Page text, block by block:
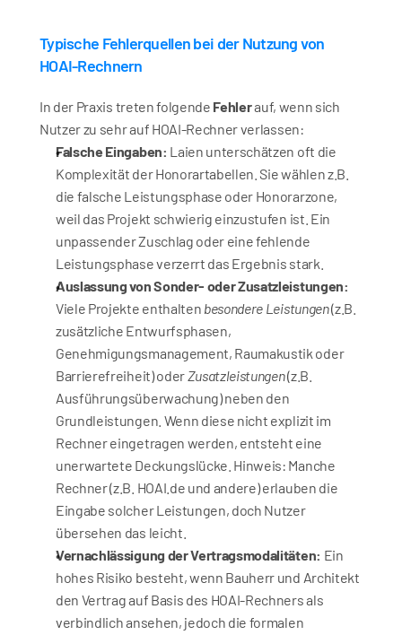
Typische Fehlerquellen bei der Nutzung von
HOAI-Rechnern
In der Praxis treten folgende Fehler auf, wenn sich
Nutzer zu sehr auf HOAI-Rechner verlassen:
Falsche Eingaben: Laien unterschätzen oft die
Komplexität der Honorartabellen. Sie wählen z.B.
die falsche Leistungsphase oder Honorarzone,
weil das Projekt schwierig einzustufen ist. Ein
unpassender Zuschlag oder eine fehlende
Leistungsphase verzerrt das Ergebnis stark.
Auslassung von Sonder- oder Zusatzleistungen:
Viele Projekte enthalten besondere Leistungen (z.B.
zusätzliche Entwurfsphasen,
Genehmigungsmanagement, Raumakustik oder
Barrierefreiheit) oder Zusatzleistungen (z.B.
Ausführungsüberwachung) neben den
Grundleistungen. Wenn diese nicht explizit im
Rechner eingetragen werden, entsteht eine
unerwartete Deckungslücke. Hinweis: Manche
Rechner (z.B. HOAI.de und andere) erlauben die
Eingabe solcher Leistungen, doch Nutzer
übersehen das leicht.
Vernachlässigung der Vertragsmodalitäten: Ein
hohes Risiko besteht, wenn Bauherr und Architekt
den Vertrag auf Basis des HOAI-Rechners als
verbindlich ansehen, jedoch die formalen